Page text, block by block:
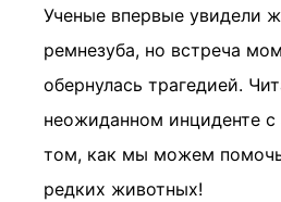
Ученые впервые увидели
ремнезуба, но встреча
обернулась трагедией.
неожиданном инциденте
том, как мы можем
редких животных!